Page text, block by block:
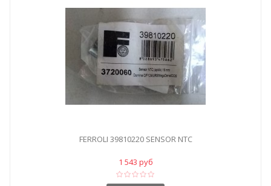
FERROLI 39810220 SENSOR NTC
1 543 руб